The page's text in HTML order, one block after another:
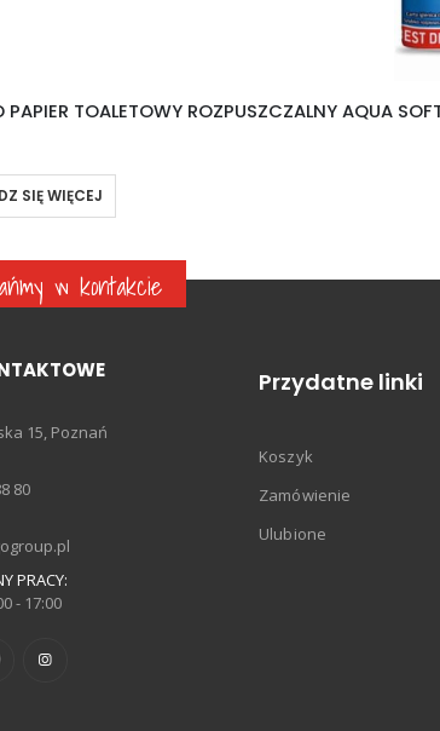
PAPIER TOALETOWY ROZPUSZCZALNY AQUA
SIĘ WIĘCEJ
w kontakcie
15, Poznań
80
PRACY:
- 17:00
Przydatne linki
Koszyk
Zamówienie
Ulubione